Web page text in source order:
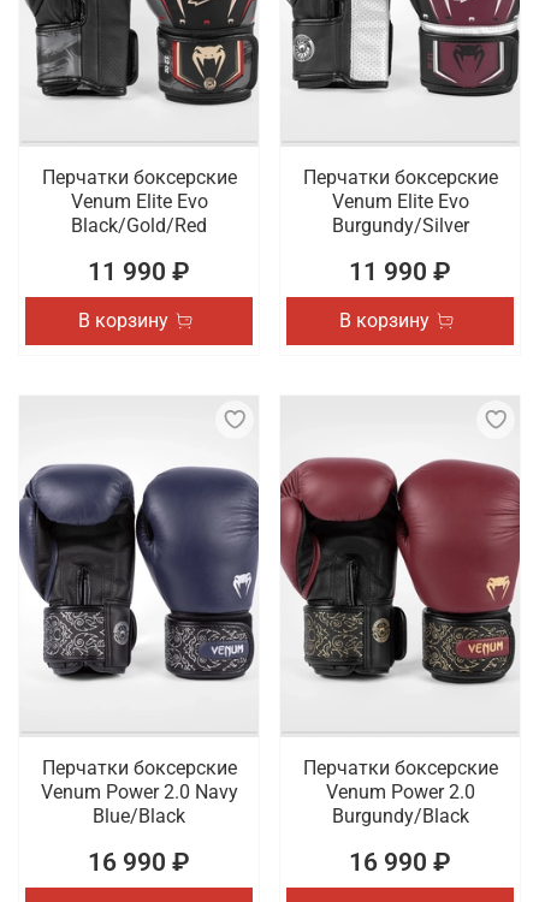
Перчатки боксерские
Venum Elite Evo
Black/Gold/Red
11 990 ₽
В корзину
Перчатки боксерские
Venum Elite Evo
Burgundy/Silver
11 990 ₽
В корзину
Перчатки боксерские
Venum Power 2.0 Navy
Blue/Black
16 990 ₽
Перчатки боксерские
Venum Power 2.0
Burgundy/Black
16 990 ₽